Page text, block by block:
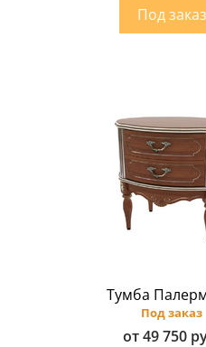
Тумба
Под заказ
от 49 750